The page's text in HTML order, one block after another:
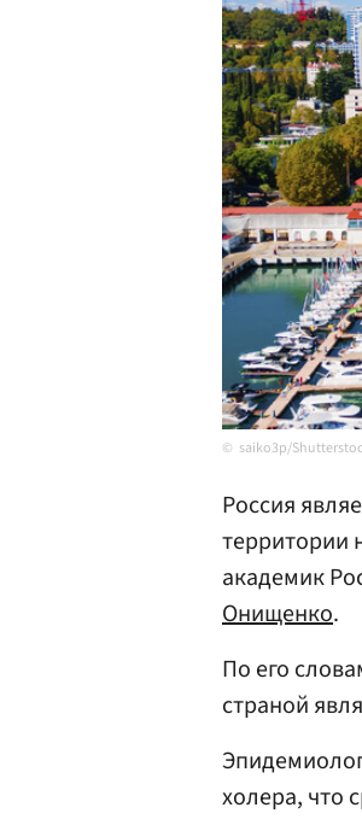
saiko3p/
Россия
территории
академик
Онищенко.
По его
страной
холера, что